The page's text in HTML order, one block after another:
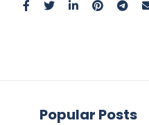
Popular Posts